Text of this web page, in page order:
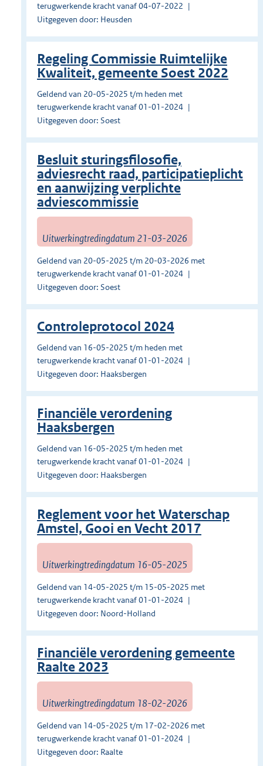
terugwerkende kracht vanaf 04-07-2022
Uitgegeven door: Heusden
Regeling Commissie Ruimtelijke
Kwaliteit, gemeente Soest 2022
Geldend van 20-05-2025 t/m heden met
terugwerkende kracht vanaf 01-01-2024
Uitgegeven door: Soest
Besluit sturingsfilosofie,
adviesrecht raad, participatieplicht
en aanwijzing verplichte
adviescommissie
Uitwerkingtredingdatum 21-03-2026
Geldend van 20-05-2025 t/m 20-03-2026 met
terugwerkende kracht vanaf 01-01-2024
Uitgegeven door: Soest
Controleprotocol 2024
Geldend van 16-05-2025 t/m heden met
terugwerkende kracht vanaf 01-01-2024
Uitgegeven door: Haaksbergen
Financiële verordening
Haaksbergen
Geldend van 16-05-2025 t/m heden met
terugwerkende kracht vanaf 01-01-2024
Uitgegeven door: Haaksbergen
Reglement voor het Waterschap
Amstel, Gooi en Vecht 2017
Uitwerkingtredingdatum 16-05-2025
Geldend van 14-05-2025 t/m 15-05-2025 met
terugwerkende kracht vanaf 01-01-2024
Uitgegeven door: Noord-Holland
Financiële verordening gemeente
Raalte 2023
Uitwerkingtredingdatum 18-02-2026
Geldend van 14-05-2025 t/m 17-02-2026 met
terugwerkende kracht vanaf 01-01-2024
Uitgegeven door: Raalte